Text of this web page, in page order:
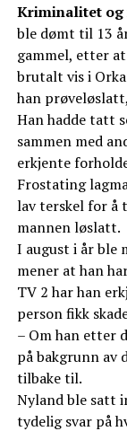
Kriminalitet og
ble dømt til 13
gammel, etter
brutalt vis i
han
Han hadde tatt
sammen med
erkjente
Frostating
lav terskel for å
mannen løslatt.
I august i år ble
mener at han
TV 2 har han
person fikk
– Om han etter
på bakgrunn av
tilbake til.
Nyland ble satt
tydelig svar på